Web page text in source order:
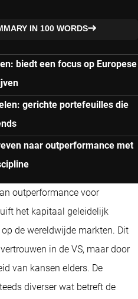
IN 100 WORDS
biedt een focus op Europese
gerichte portefeuilles die
naar outperformance met
outperformance voor
het kapitaal geleidelijk
op de wereldwijde markten. Dit
in de VS, maar door
van kansen elders. De
diverser wat betreft de